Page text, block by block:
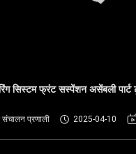
सिस्टम फ्रंट सस्पेंशन असेंबली
प्रणाली 2025-04-10